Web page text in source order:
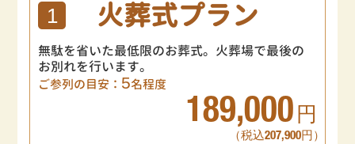
1 火葬式プラン
無駄を省いた最低限のお葬式。火葬場で最後の
お別れを行います。
ご参列の目安： 5名程度
189,000 円
（税込207,900円）